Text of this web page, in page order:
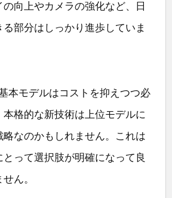
向上やカメラの強化など、日
部分はしっかり進歩していま
本モデルはコストを抑えつつ必
格的な新技術は上位モデルに
なのかもしれません。これは
とって選択肢が明確になって良
ん。